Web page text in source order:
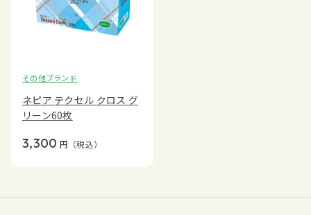
その他ブランド
ネピア テクセル クロス グ
リーン60枚
3,300 円 （税込）